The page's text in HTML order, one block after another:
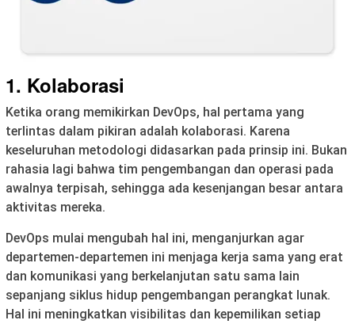
1. Kolaborasi
Ketika orang memikirkan DevOps, hal pertama yang
terlintas dalam pikiran adalah kolaborasi. Karena
keseluruhan metodologi didasarkan pada prinsip ini. Bukan
rahasia lagi bahwa tim pengembangan dan operasi pada
awalnya terpisah, sehingga ada kesenjangan besar antara
aktivitas mereka.
DevOps mulai mengubah hal ini, menganjurkan agar
departemen-departemen ini menjaga kerja sama yang erat
dan komunikasi yang berkelanjutan satu sama lain
sepanjang siklus hidup pengembangan perangkat lunak.
Hal ini meningkatkan visibilitas dan kepemilikan setiap